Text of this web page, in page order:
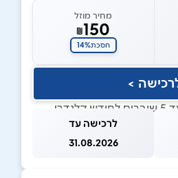
מחיר מוזל
₪150
חסכת14%
>
לרכישה עד
31.08.2026